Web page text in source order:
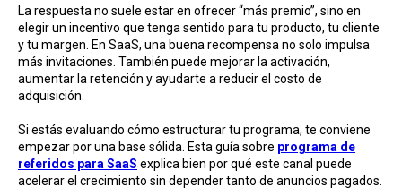
La respuesta no suele estar en ofrecer “más premio”, sino en
elegir un incentivo que tenga sentido para tu producto, tu cliente
y tu margen. En SaaS, una buena recompensa no solo impulsa
más invitaciones. También puede mejorar la activación,
aumentar la retención y ayudarte a reducir el costo de
adquisición.
Si estás evaluando cómo estructurar tu programa, te conviene
empezar por una base sólida. Esta guía sobre programa de
referidos para SaaS explica bien por qué este canal puede
acelerar el crecimiento sin depender tanto de anuncios pagados.